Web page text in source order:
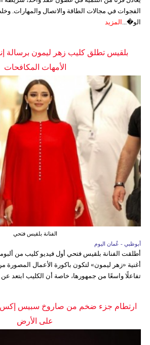
الفجوات في مجالات الطاقة والاتصال والمهارات.
الو�... المزيد
بلقيس تطلق كليب زهر ليمون برسالة
الأمهات المكافحات
الفنانة بلقيس فتحي
أبوظبي - عُمان اليوم
أطلقت الفنانة بلقيس فتحي أول فيديو كليب من
أغنية «زهر ليمون» لتكون باكورة الأعمال المصورة
تفاعلًا واسعًا من جمهورها، خاصة أن الكليب ابتعد
ارتطام جزء ضخم من صاروخ سبيس إكس
على الأرض